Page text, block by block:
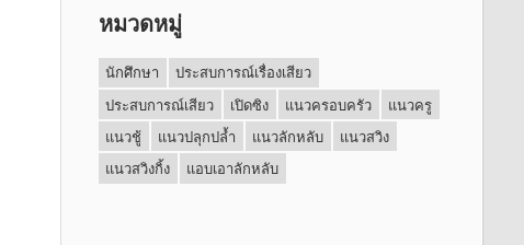
หมวดหมู่
นักศึกษา
ประสบการณ์เรื่องเสียว
ประสบการณ์เสียว
เปิดซิง แนวครอบครัว
แนวครู
แนวชู้
แนวปลุกปล้ำ แนวลักหลับ
แนวสวิง
แนวสวิงกิ้ง
แอบเอาลักหลับ